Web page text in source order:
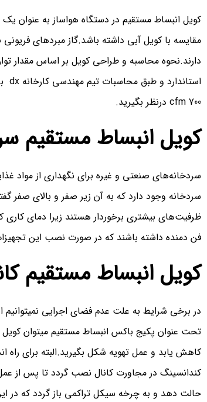
کویل انبساط مستقیم در دستگاه هواساز به
دارند.نحوه محاسبه و طراحی کویل بر اساس مقدار
700 cfm درنظر بگیرید.
کویل انبساط مستقیم
سردخانه‌های صنعتی و غیره برای نگهداری از مواد
سردخانه وجود دارد که به آن زیر صفر و بالای صفر
ظرفیت‌های بیشتری برخوردار هستند زیرا دمای
فن دمنده داشته باشند که در صورت نصب این
کویل انبساط مستقیم
در برخی شرایط به علت عدم فضای اجرایی
تحت عنوان پکیج باکس انبساط مستقیم میتوان کویل
کاهش یابد و عمل تهویه شکل بگیرید.البته برای راه
کندانسینگ در مجاورت کانال نصب گردد تا پس از
حالت دهد و به چرخه سیکل تراکمی باز گردد که در